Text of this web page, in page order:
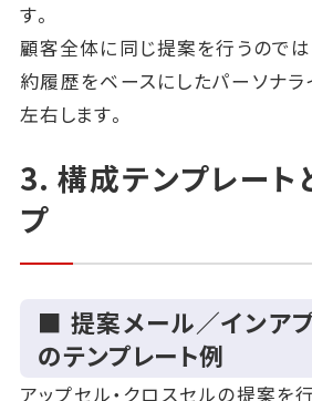
す。
顧客全体に同じ提案を行うのでは
約履歴をベースにしたパーソナラ
左右します。
3. 構成テンプレート
プ
■ 提案メール／インア
のテンプレート例
アップセル・クロスセルの提案を